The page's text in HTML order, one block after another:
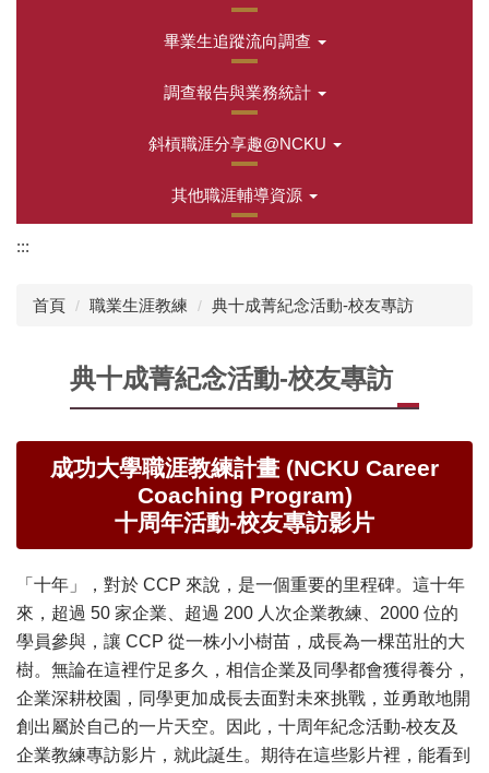
畢業生追蹤流向調查
調查報告與業務統計
斜槓職涯分享趣@NCKU
其他職涯輔導資源
:::
首頁 職業生涯教練 典十成菁紀念活動-校友專訪
典十成菁紀念活動-校友專訪
成功大學職涯教練計畫 (NCKU Career
Coaching Program)
十周年活動-校友專訪影片
「十年」，對於 CCP 來說，是一個重要的里程碑。這十年
來，超過 50 家企業、超過 200 人次企業教練、2000 位的
學員參與，讓 CCP 從一株小小樹苗，成長為一棵茁壯的大
樹。無論在這裡佇足多久，相信企業及同學都會獲得養分，
企業深耕校園，同學更加成長去面對未來挑戰，並勇敢地開
創出屬於自己的一片天空。因此，十周年紀念活動-校友及
企業教練專訪影片，就此誕生。期待在這些影片裡，能看到